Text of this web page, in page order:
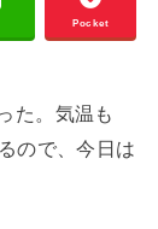
Pocket
た。気温も
ので、今日は